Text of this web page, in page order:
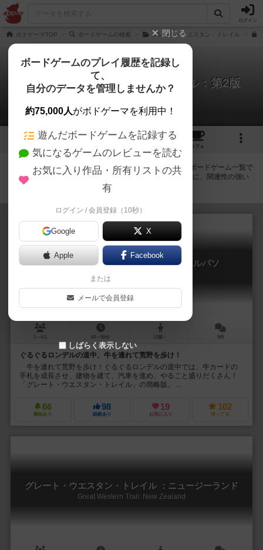
ログイン
ボドゲーマTOP ボードゲームの検索 グレート・ウエスタン・トレイル
グレート・ウエスタン・トレイル：第2版
拡張/関連作品 6件
3 7
カフェ
グレート・ウエスタン・トレイル：第2版に紐付いているボードゲーム一覧で
す。拡張版・続編・リメイク版などの同じシリーズを中心に、関連性の強い
作品をまとめています。
グレート・ウエスタン・トレイル：エルパソ
Great Western Trail: El Paso
1～4人 60～90分 12歳～ 5件
ぐるぐるロンデルの道中、牛を連れて荒野を歩け！
牛を連れて荒野を歩け！ぐるぐるロンデルの道中では、牛カードの
手札を成長させ、建物を建て、汽車を進め、やること盛りだくさん！
「グレート・ウエスタン・トレイル」の簡略版。 ...
66
興味あり
98
経験あり
19
お気に入り
102
持ってる
グレート・ウエスタン・トレイル ：ニュージーランド
Great Western Trail: New Zealand
閉じる
ボードゲームのプレイ履歴を記録し
て、
自分のデータを管理しませんか？
約75,000人がボドゲーマを利用中！
遊んだボードゲームを記録する
気になるゲームのレビューを読む
お気に入り作品・所有リストの共
有
ログイン / 会員登録（10秒）
Google X
Apple Facebook
または
メールで会員登録
しばらく表示しない